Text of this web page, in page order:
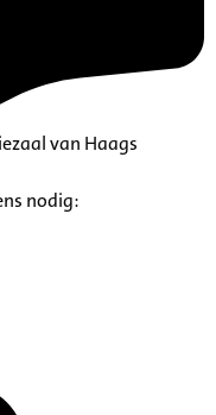
van Haags
nodig: